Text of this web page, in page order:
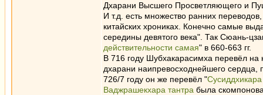
Дхарани Высшего Просветляющего и
И т.д. есть множество ранних
китайских хрониках. Конечно самые
середины девятого века". Так Сюань-
действительности самая" в 660-663 гг.
В 716 году Шубхакарасимха перевёл
дхарани наипревосходнейшего сердца,
726/7 году он же перевёл "Сусиддхикара
Ваджрашекхара тантра была